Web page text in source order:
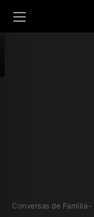
Conversas de Família